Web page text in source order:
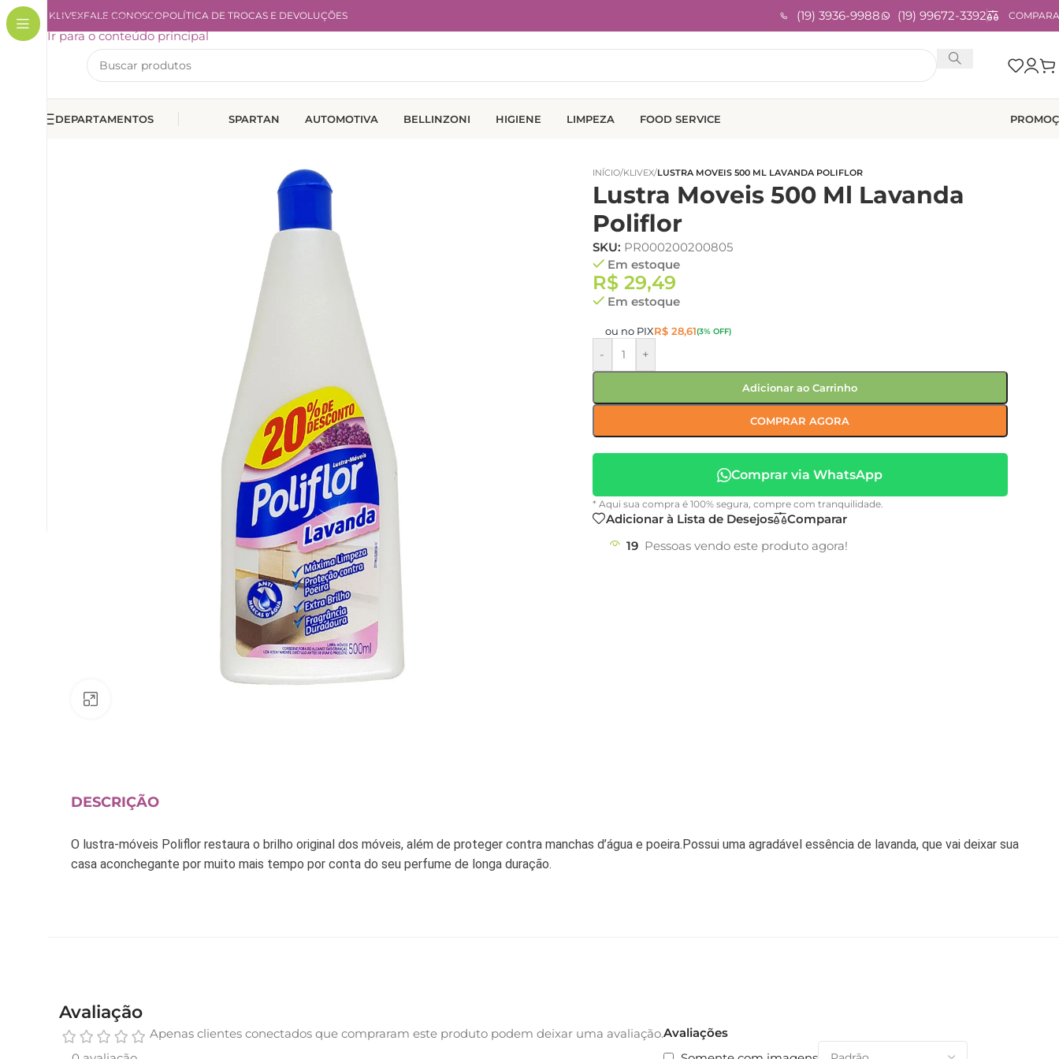
Ir para a navegação
Ir para o conteúdo principal
A KLIVEXFALE CONOSCOPOLÍTICA DE TROCAS E DEVOLUÇÕES (19) 3936-9988 (19) 99672-3392
DEPARTAMENTOS SPARTAN AUTOMOTIVA BELLINZONI HIGIENE LIMPEZA FOOD SERVICE
INÍCIO/KLIVEX/LUSTRA MOVEIS 500 ML LAVANDA POLIFLOR
Lustra Moveis 500 Ml Lavanda
Poliflor
SKU: PR000200200805
Em estoque
R$29,49
Em estoque
ou no PIXR$28,61(3% OFF)
- +
Adicionar ao Carrinho
COMPRAR AGORA
Comprar via WhatsApp
* Aqui sua compra é 100% segura, compre com tranquilidade.
Adicionar à Lista de Desejos
Comparar
19 Pessoas vendo este produto agora!
DESCRIÇÃO
O lustra-móveis Poliflor restaura o brilho original dos móveis, além de proteger contra manchas d’água e poeira.Possui uma agradável essência de lavanda, que vai deixar sua
casa aconchegante por muito mais tempo por conta do seu perfume de longa duração.
Avaliação
Avaliações
Apenas clientes conectados que compraram este produto podem deixar uma avaliação.